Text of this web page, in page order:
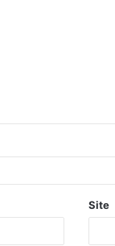
Site